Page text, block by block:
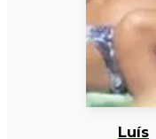
Luís